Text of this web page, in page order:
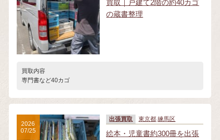
買取｜戸建て2階の約40カゴ
の蔵書整理
買取内容
専門書など40カゴ
出張買取 東京都 練馬区
絵本・児童書約300冊を出張
2026
07/25